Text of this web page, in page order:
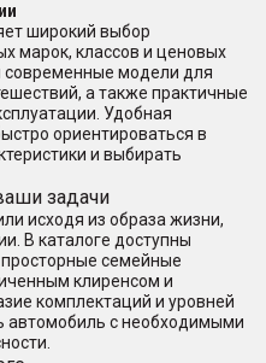
широкий выбор
марок, классов и ценовых
современные модели для
а также практичные
Удобная
ориентироваться в
и выбирать
задачи
исходя из образа жизни,
В каталоге доступны
семейные
клиренсом и
комплектаций и уровней
автомобиль с необходимыми